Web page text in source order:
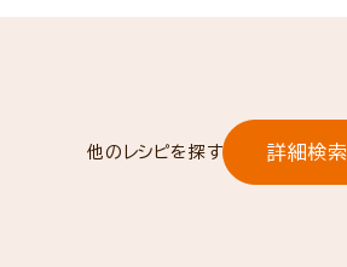
他のレシピを探す 詳細検索